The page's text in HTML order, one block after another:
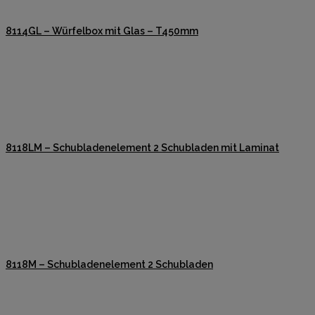
8114GL – Würfelbox mit Glas – T450mm
8118LM – Schubladenelement 2 Schubladen mit Laminat
8118M – Schubladenelement 2 Schubladen